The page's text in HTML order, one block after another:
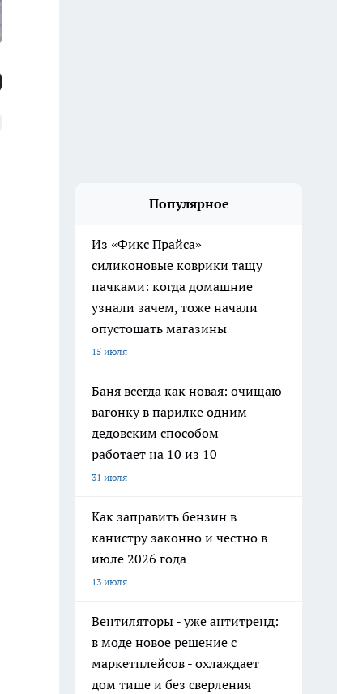
Популярное
Из «Фикс Прайса»
силиконовые коврики тащу
пачками: когда домашние
узнали зачем, тоже начали
опустошать магазины
15 июля
Баня всегда как новая: очищаю
вагонку в парилке одним
дедовским способом —
работает на 10 из 10
31 июля
Как заправить бензин в
канистру законно и честно в
июле 2026 года
13 июля
Вентиляторы - уже антитренд:
в моде новое решение с
маркетплейсов - охлаждает
дом тише и без сверления